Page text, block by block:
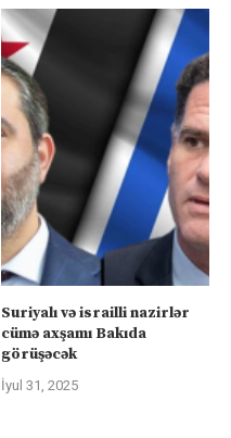
Suriyalı və israilli nazirlər
cümə axşamı Bakıda
görüşəcək
İyul 31, 2025